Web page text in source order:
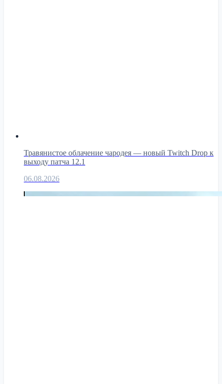
Травянистое облачение чародея — новый Twitch Drop к
выходу патча 12.1
06.08.2026